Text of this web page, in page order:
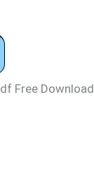
Free Download